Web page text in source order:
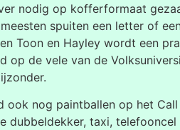
nodig op kofferformaat
spuiten een letter of
Toon en Hayley wordt een
de vele van de
nog paintballen op het
dubbeldekker, taxi,